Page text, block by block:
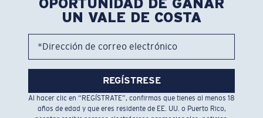
OPORTUNIDAD DE GANAR
UN VALE DE COSTA
*Dirección de correo electrónico
REGÍSTRESE
Al hacer clic en “REGÍSTRATE”, confirmas que tienes al menos 18
años de edad y que eres residente de EE. UU. o Puerto Rico,